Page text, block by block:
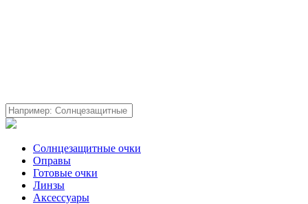
Солнцезащитные очки
Оправы
Готовые очки
Линзы
Аксессуары